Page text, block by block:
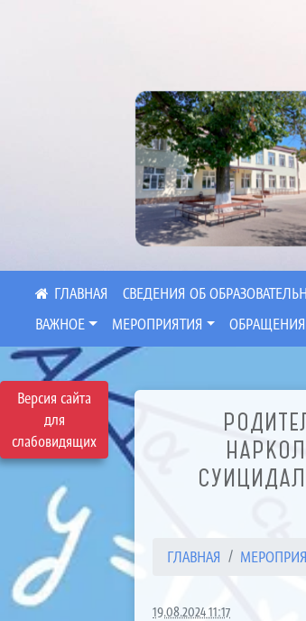
Версия сайта
для
слабовидящих
СВЕДЕНИЯ ОБ
ВАЖНОЕ
МЕРОПРИЯТИЯ
ГЛАВНАЯ
19.08.2024 11:17